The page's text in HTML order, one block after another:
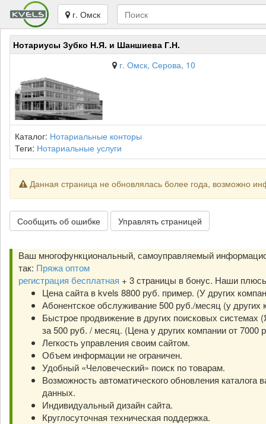
г. Омск
Нотариусы Зубко Н.Я. и Шаншиева Г.Н.
г. Омск, Серова, 10
Каталог: Нотариальные конторы
Теги: Нотариальные услуги
Данная страница не обновлялась более года, возможно
Сообщить об ошибке Управлять страницей
Ваш многофункциональный, самоуправляемый
так: Пряжа оптом
регистрация бесплатная + 3 страницы в бонус. Наши
Цена сайта в kvels 8800 руб. пример. (У других
Абонентское обслуживание 500 руб./месяц (у других
Быстрое продвижение в других поисковых системах
за 500 руб. / месяц. (Цена у других компании от 7000
Легкость управления своим сайтом.
Объем информации не ограничен.
Удобный «Человеческий» поиск по товарам.
Возможность автоматического обновления каталога
данных.
Индивидуальный дизайн сайта.
Круглосуточная техническая поддержка.